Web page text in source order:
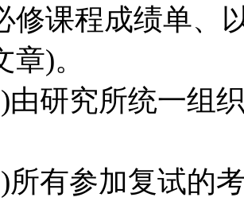
修课程成绩单、
)。
由研究所统一组
所有参加复试的